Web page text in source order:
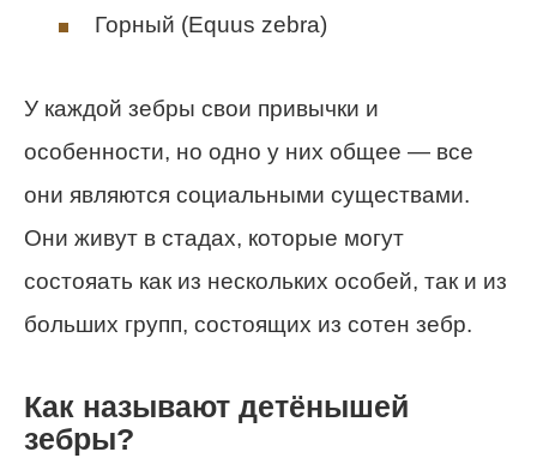
Горный (Equus zebra)
У каждой зебры свои привычки и
особенности, но одно у них общее — все
они являются социальными существами.
Они живут в стадах, которые могут
состояать как из нескольких особей, так и из
больших групп, состоящих из сотен зебр.
Как называют детёнышей
зебры?